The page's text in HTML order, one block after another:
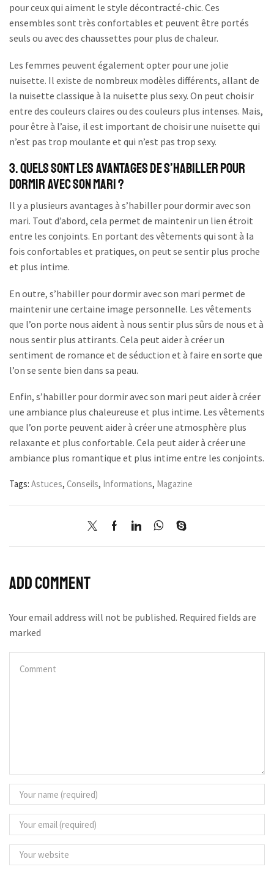
pour ceux qui aiment le style décontracté-chic. Ces
ensembles sont très confortables et peuvent être portés
seuls ou avec des chaussettes pour plus de chaleur.
Les femmes peuvent également opter pour une jolie
nuisette. Il existe de nombreux modèles différents, allant de
la nuisette classique à la nuisette plus sexy. On peut choisir
entre des couleurs claires ou des couleurs plus intenses. Mais,
pour être à l’aise, il est important de choisir une nuisette qui
n’est pas trop moulante et qui n’est pas trop sexy.
3. Quels sont les avantages de s’habiller pour
dormir avec son mari ?
Il y a plusieurs avantages à s’habiller pour dormir avec son
mari. Tout d’abord, cela permet de maintenir un lien étroit
entre les conjoints. En portant des vêtements qui sont à la
fois confortables et pratiques, on peut se sentir plus proche
et plus intime.
En outre, s’habiller pour dormir avec son mari permet de
maintenir une certaine image personnelle. Les vêtements
que l’on porte nous aident à nous sentir plus sûrs de nous et à
nous sentir plus attirants. Cela peut aider à créer un
sentiment de romance et de séduction et à faire en sorte que
l’on se sente bien dans sa peau.
Enfin, s’habiller pour dormir avec son mari peut aider à créer
une ambiance plus chaleureuse et plus intime. Les vêtements
que l’on porte peuvent aider à créer une atmosphère plus
relaxante et plus confortable. Cela peut aider à créer une
ambiance plus romantique et plus intime entre les conjoints.
Tags: Astuces, Conseils, Informations, Magazine
Add comment
Your email address will not be published. Required fields are
marked